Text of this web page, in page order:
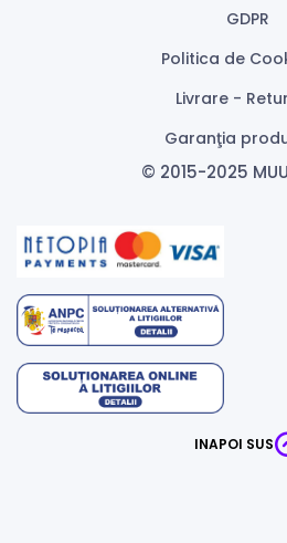
GDPR
Politica de
Livrare -
Garanţia
© 2015-2025
INAPOI SUS